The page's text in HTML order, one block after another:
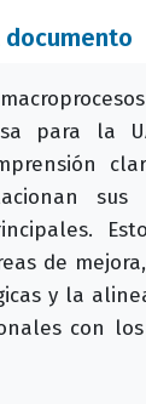
para la
sus
de
y la
con